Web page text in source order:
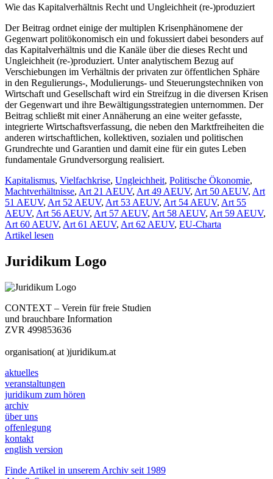
Wie das Kapitalverhältnis Recht und Ungleichheit (re-)produziert
Der Beitrag ordnet einige der multiplen Krisenphänomene der
Gegenwart politökonomisch ein und fokussiert dabei besonders auf
das Kapitalverhältnis und die Kanäle über die dieses Recht und
Ungleichheit (re-)produziert. Unter analytischem Bezug auf
Verschiebungen im Verhältnis der privaten zur öffentlichen Sphäre
in den Regulierungs-, Modulierungs- und Steuerungstechniken von
Wirtschaft und Gesellschaft wird ein Streifzug in die diversen Krisen
der Gegenwart und ihre Bewältigungsstrategien unternommen. Der
Beitrag schließt mit einer Annäherung an eine weiter gefasste,
integrierte Wirtschaftsverfassung, die neben den Marktfreiheiten die
anderen wirtschaftlichen, kollektiven, sozialen und politischen
Grundrechte und Garantien und damit eine für ein gutes Leben
fundamentale Grundversorgung realisiert.
Kapitalismus, Vielfachkrise, Ungleichheit, Politische Ökonomie,
Machtverhältnisse, Art 21 AEUV, Art 49 AEUV, Art 50 AEUV, Art
51 AEUV, Art 52 AEUV, Art 53 AEUV, Art 54 AEUV, Art 55
AEUV, Art 56 AEUV, Art 57 AEUV, Art 58 AEUV, Art 59 AEUV,
Art 60 AEUV, Art 61 AEUV, Art 62 AEUV, EU-Charta
Artikel lesen
Juridikum Logo
CONTEXT – Verein für freie Studien
und brauchbare Information
ZVR 499853636
organisation( at )juridikum.at
aktuelles
veranstaltungen
juridikum zum hören
archiv
über uns
offenlegung
kontakt
english version
Finde Artikel in unserem Archiv seit 1989